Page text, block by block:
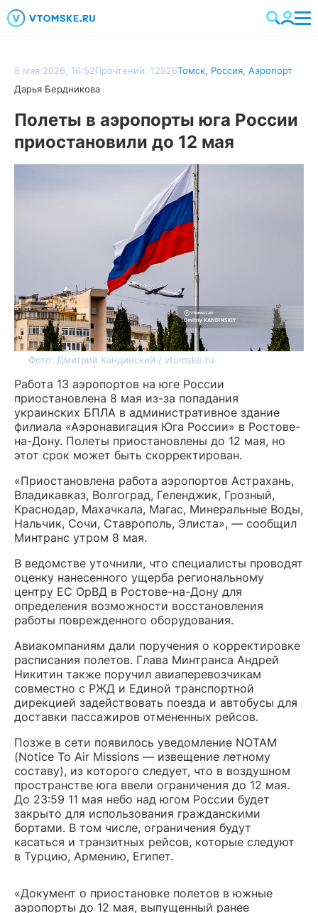
8 мая 2026, 16:52Прочтений: 12926Томск, Россия, Аэропорт
Дарья Бердникова
Полеты в аэропорты юга России
приостановили до 12 мая
Фото: Дмитрий Кандинский / vtomske.ru
Работа 13 аэропортов на юге России
приостановлена 8 мая из-за попадания
украинских БПЛА в административное здание
филиала «Аэронавигация Юга России» в Ростове-
на-Дону. Полеты приостановлены до 12 мая, но
этот срок может быть скорректирован.
«Приостановлена работа аэропортов Астрахань,
Владикавказ, Волгоград, Геленджик, Грозный,
Краснодар, Махачкала, Магас, Минеральные Воды,
Нальчик, Сочи, Ставрополь, Элиста», — сообщил
Минтранс утром 8 мая.
В ведомстве уточнили, что специалисты проводят
оценку нанесенного ущерба региональному
центру ЕС ОрВД в Ростове-на-Дону для
определения возможности восстановления
работы поврежденного оборудования.
Авиакомпаниям дали поручения о корректировке
расписания полетов. Глава Минтранса Андрей
Никитин также поручил авиаперевозчикам
совместно с РЖД и Единой транспортной
дирекцией задействовать поезда и автобусы для
доставки пассажиров отмененных рейсов.
Позже в сети появилось уведомление NOTAM
(Notice To Air Missions — извещение летному
составу), из которого следует, что в воздушном
пространстве юга ввели ограничения до 12 мая.
До 23:59 11 мая небо над югом России будет
закрыто для использования гражданскими
бортами. В том числе, ограничения будут
касаться и транзитных рейсов, которые следуют
в Турцию, Армению, Египет.
«Документ о приостановке полетов в южные
аэропорты до 12 мая, выпущенный ранее